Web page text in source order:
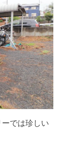
では珍しい